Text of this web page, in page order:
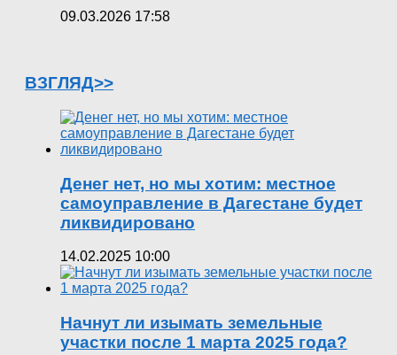
09.03.2026 17:58
ВЗГЛЯД>>
Денег нет, но мы хотим: местное
самоуправление в Дагестане будет
ликвидировано
14.02.2025 10:00
Начнут ли изымать земельные
участки после 1 марта 2025 года?